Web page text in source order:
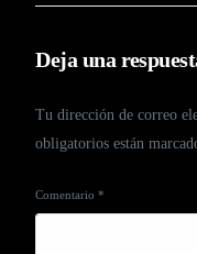
Deja una
Tu dirección de correo
obligatorios están
Comentario*